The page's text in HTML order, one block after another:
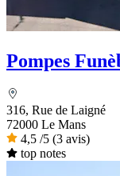
Pompes
316, Rue de Laigné
72000 Le Mans
4,5 /5 (3 avis)
top notes